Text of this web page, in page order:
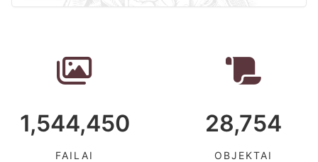
1,544,450
FAILAI
28,754
OBJEKTAI